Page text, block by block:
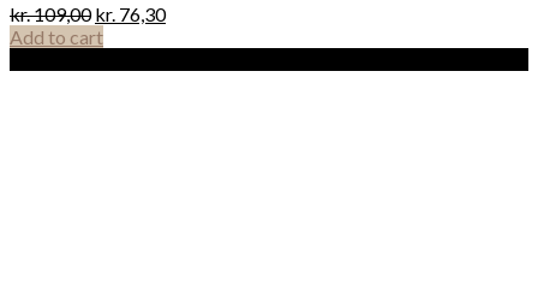
kr.109,00 kr. 76,30
Add to cart